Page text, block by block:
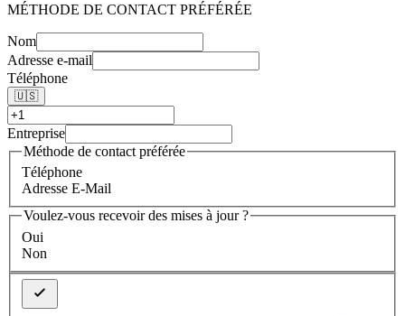
MÉTHODE DE CONTACT PRÉFÉRÉE
Nom
Adresse e-mail
Téléphone
🇺🇸
Entreprise
Méthode de contact préférée
Téléphone
Adresse E-Mail
Voulez-vous recevoir des mises à jour ?
Oui
Non